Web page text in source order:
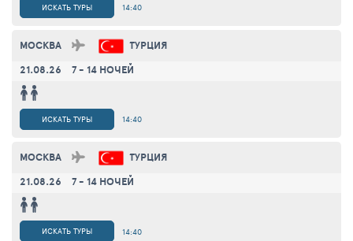
14:40
ИСКАТЬ ТУРЫ
МОСКВА
ТУРЦИЯ
21.08.26
7 - 14 НОЧЕЙ
14:40
ИСКАТЬ ТУРЫ
МОСКВА
ТУРЦИЯ
21.08.26
7 - 14 НОЧЕЙ
14:40
ИСКАТЬ ТУРЫ